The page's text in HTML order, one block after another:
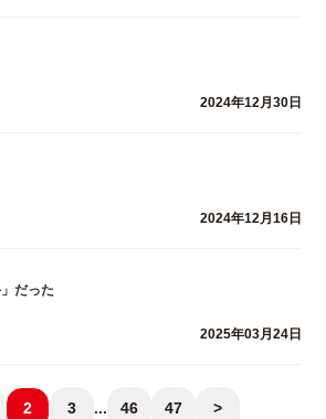
2024年12月30日
2024年12月16日
だった
2025年03月24日
2 3 ... 46 47 >